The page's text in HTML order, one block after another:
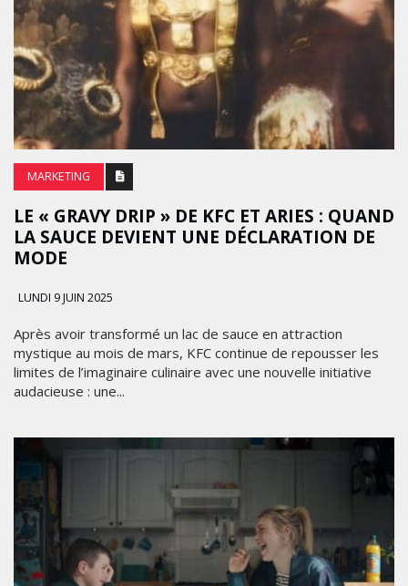
MARKETING
LE « GRAVY DRIP » DE KFC ET ARIES : QUAND
LA SAUCE DEVIENT UNE DÉCLARATION DE
MODE
LUNDI 9 JUIN 2025
Après avoir transformé un lac de sauce en attraction
mystique au mois de mars, KFC continue de repousser les
limites de l’imaginaire culinaire avec une nouvelle initiative
audacieuse : une...